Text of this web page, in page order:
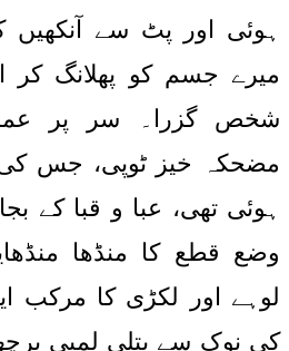
ہوئی اور پٹ سے آنکھیں
میرے جسم کو پھلانگ
شخص گزرا۔ سر پر
مضحکہ خیز ٹوپی، جس کی
ہوئی تھی، عبا و قبا کے
وضع قطع کا منڈھا
لوہے اور لکڑی کا مرکب
کی نوک سے پتلی لمبی